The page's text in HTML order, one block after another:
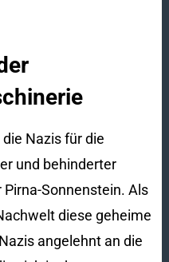
Nazis für die
und behinderter
Sonnenstein. Als
diese geheime
angelehnt an die